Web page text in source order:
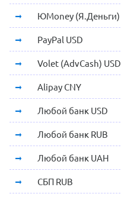
ЮMoney (Я.Деньги)
PayPal USD
Volet (AdvCash) USD
Alipay CNY
Любой банк USD
Любой банк RUB
Любой банк UAH
СБП RUB